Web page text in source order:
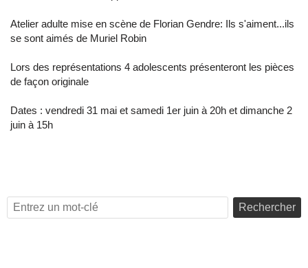
Atelier adulte mise en scène de Florian Gendre: Ils s'aiment...ils
se sont aimés de Muriel Robin
Lors des représentations 4 adolescents présenteront les pièces
de façon originale
Dates : vendredi 31 mai et samedi 1er juin à 20h et dimanche 2
juin à 15h
Rechercher